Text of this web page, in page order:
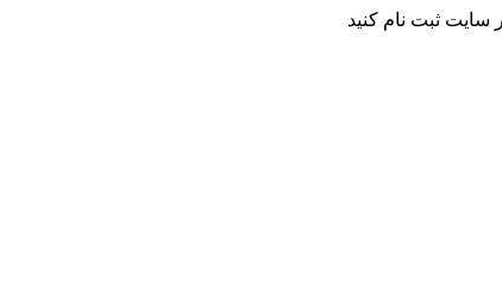
ثبت نام کنید